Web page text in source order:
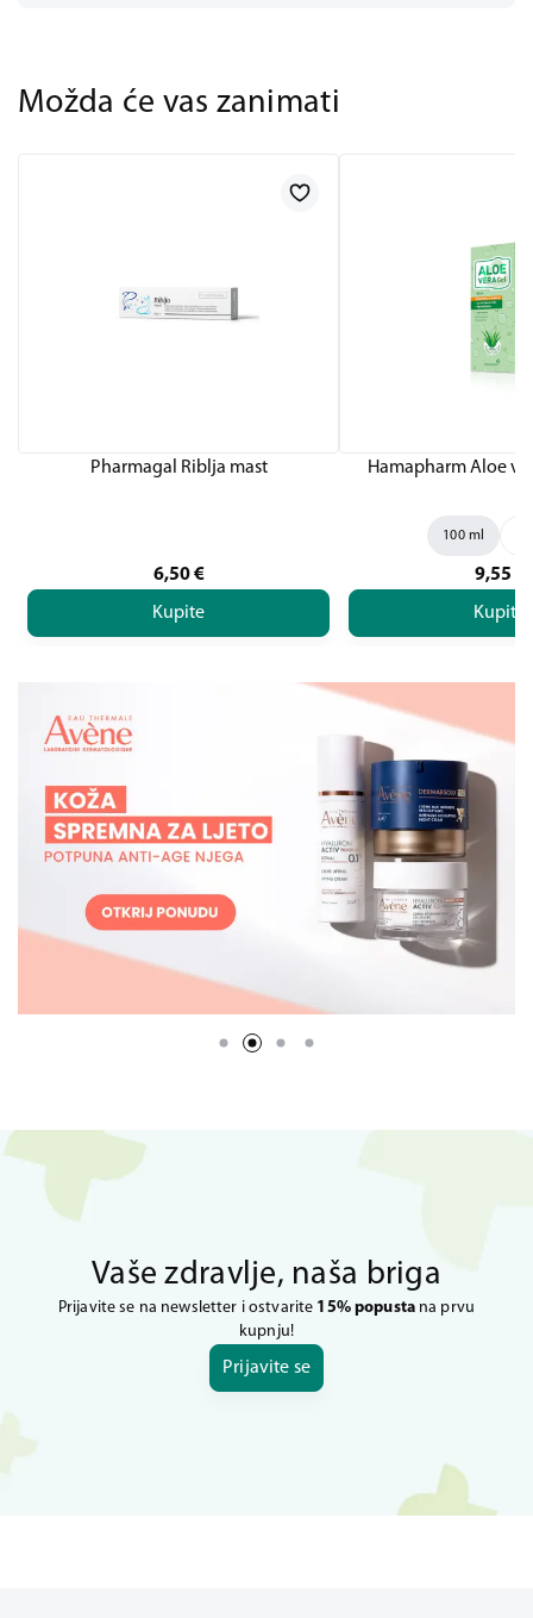
Možda će vas zanimati
Pharmagal Riblja mast
6,50 €
Kupite
Hamapharm Aloe
100 ml
9,55
Kupite
Vaše zdravlje, naša briga
Prijavite se na newsletter i ostvarite 15% popustana prvu
kupnju!
Prijavite se